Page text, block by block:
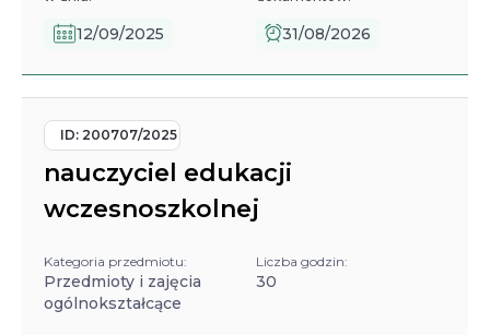
12/09/2025 31/08/2026
ID: 200707/2025
nauczyciel edukacji
wczesnoszkolnej
Kategoria przedmiotu:
Przedmioty i zajęcia
ogólnokształcące
Liczba godzin:
30